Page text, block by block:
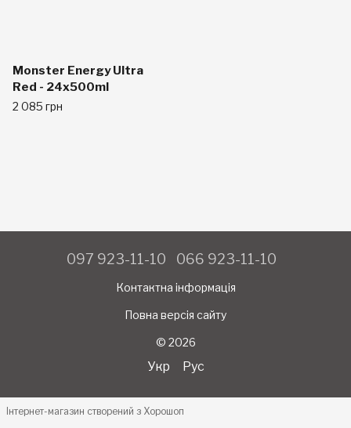
Monster Energy Ultra
Red - 24x500ml
2 085 грн
097 923-11-10 066 923-11-10
Контактна інформація
Повна версія сайту
© 2026
Укр Рус
Інтернет-магазин створений з Хорошоп